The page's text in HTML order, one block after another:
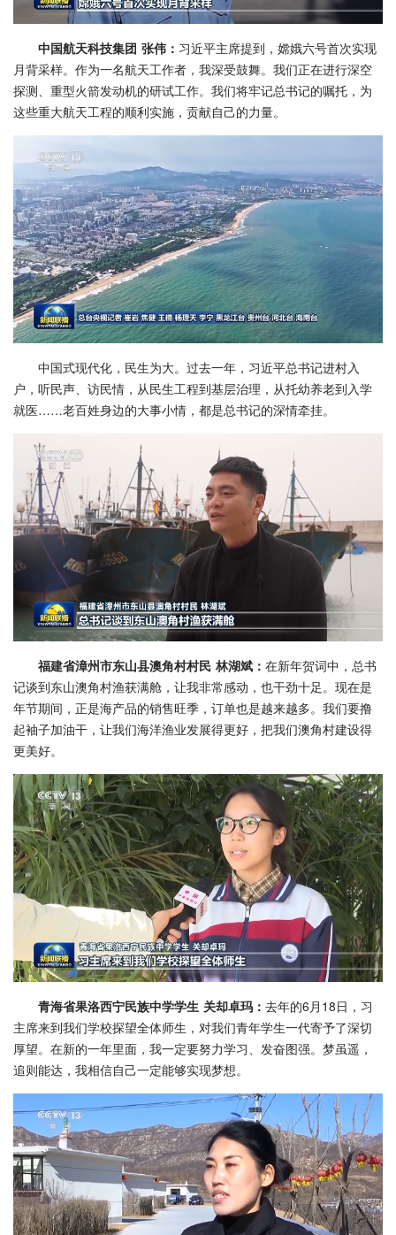
中国航天科技集团 张伟： 习近平主席提到，嫦娥六号首次实现
月背采样。作为一名航天工作者，我深受鼓舞。我们正在进行深空
探测、重型火箭发动机的研试工作。我们将牢记总书记的嘱托，为
这些重大航天工程的顺利实施，贡献自己的力量。
中国式现代化，民生为大。过去一年，习近平总书记进村入
户，听民声、访民情，从民生工程到基层治理，从托幼养老到入学
就医……老百姓身边的大事小情，都是总书记的深情牵挂。
福建省漳州市东山县澳角村村民 林湖斌： 在新年贺词中，总书
记谈到东山澳角村渔获满舱，让我非常感动，也干劲十足。现在是
年节期间，正是海产品的销售旺季，订单也是越来越多。我们要撸
起袖子加油干，让我们海洋渔业发展得更好，把我们澳角村建设得
更美好。
青海省果洛西宁民族中学学生 关却卓玛： 去年的6月18日，习
主席来到我们学校探望全体师生，对我们青年学生一代寄予了深切
厚望。在新的一年里面，我一定要努力学习、发奋图强。梦虽遥，
追则能达，我相信自己一定能够实现梦想。